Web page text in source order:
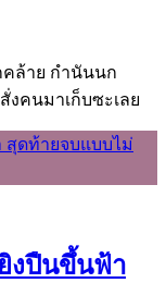
ล้าย กำนันนก
คนมาเก็บซะเลย
งปืนขึ้นฟ้า